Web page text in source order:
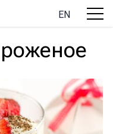
EN